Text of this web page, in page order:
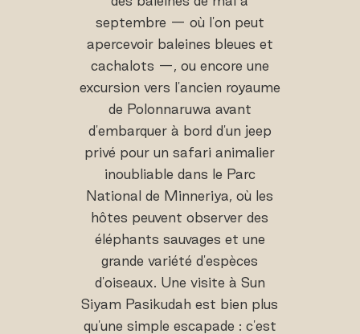
septembre — où l'on peut
apercevoir baleines bleues et
cachalots —, ou encore une
excursion vers l'ancien royaume
de Polonnaruwa avant
d'embarquer à bord d'un jeep
privé pour un safari animalier
inoubliable dans le Parc
National de Minneriya, où les
hôtes peuvent observer des
éléphants sauvages et une
grande variété d'espèces
d'oiseaux. Une visite à Sun
Siyam Pasikudah est bien plus
qu'une simple escapade : c'est